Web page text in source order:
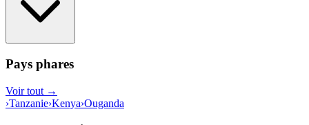
Pays phares
Voir tout →
›Tanzanie›Kenya›Ouganda